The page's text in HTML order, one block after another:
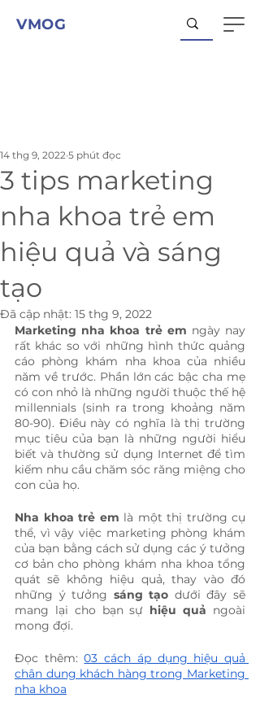
VMOG
3 tips marketing
nha khoa trẻ em
hiệu quả và sáng
tạo
14 thg 9, 2022 5 phút đọc
Đã cập nhật: 15 thg 9, 2022
Marketing nha khoa trẻ em ngày nay
rất khác so với những hình thức quảng
cáo phòng khám nha khoa của nhiều
năm về trước. Phần lớn các bậc cha mẹ
có con nhỏ là những người thuộc thế hệ
millennials (sinh ra trong khoảng năm
80-90). Điều này có nghĩa là thị trường
mục tiêu của bạn là những người hiểu
biết và thường sử dụng Internet để tìm
kiếm nhu cầu chăm sóc răng miệng cho
con của họ.
Nha khoa trẻ em là một thị trường cụ
thể, vì vậy việc marketing phòng khám
của bạn bằng cách sử dụng các ý tưởng
cơ bản cho phòng khám nha khoa tổng
quát sẽ không hiệu quả, thay vào đó
những ý tưởng sáng tạo dưới đây sẽ
mang lại cho bạn sự hiệu quả ngoài
mong đợi.
Đọc thêm: 03 cách áp dụng hiệu quả
chân dung khách hàng trong Marketing
nha khoa